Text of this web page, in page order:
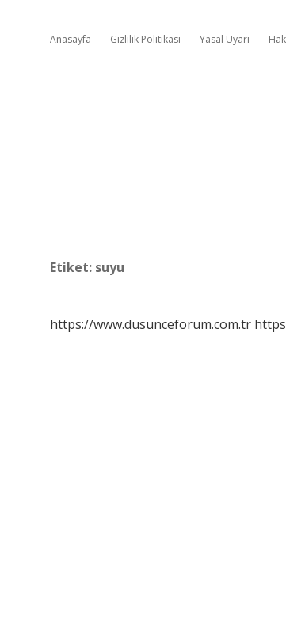
Anasayfa Gizlilik Politikası Yasal Uyarı
Etiket: suyu
https://www.dusunceforum.com.tr